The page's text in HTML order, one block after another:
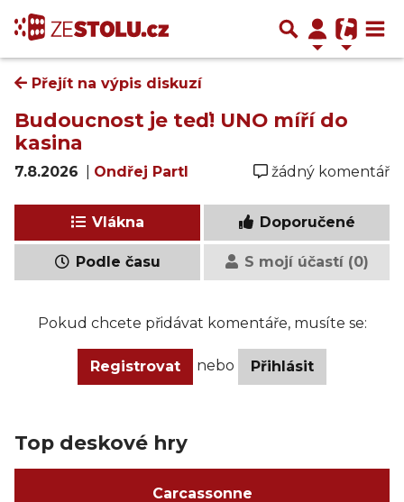
Přejít na výpis diskuzí
Budoucnost je teď! UNO míří do
kasina
7.8.2026 Ondřej Partl žádný komentář
Vlákna Doporučené
Podle času S mojí účastí (0)
Pokud chcete přidávat komentáře, musíte se:
Registrovat nebo Přihlásit
Top deskové hry
Carcassonne